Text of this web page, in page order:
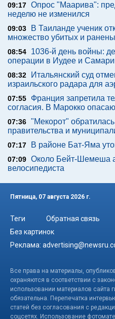
09:17 Опрос "Mаарива":
неделю не изменился
09:03
В Таиланде ученик
множество убитых и
08:54
1036-й день войны:
операции в Иудее и
08:32
Итальянский суд
израильского радара для
07:55
Франция запретила
согласия. В Марокко
07:36 "Мекорот"
правительства и
07:17 В районе Бат-Яма
07:09 Около Бейт-Шемеша
велосипедиста
Пятница, 07 августа 2026 г.
Теги Обратная связь
Без картинок
Реклама:
Все права на материалы,
охраняются в соответствии с
использовании материалов сайта
обязательна. Перепечатка
статей без согласования с
соцсетях. Использование